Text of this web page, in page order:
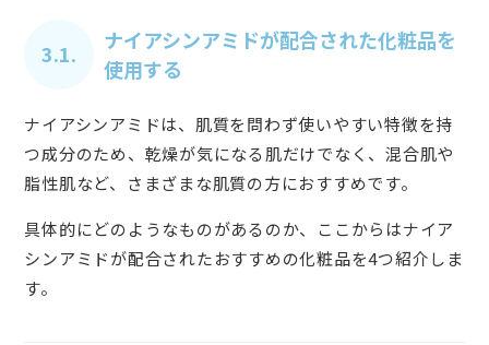
3.1.
ナイアシンアミドが配合された化粧品を
使用する
ナイアシンアミドは、肌質を問わず使いやすい特徴を持
つ成分のため、乾燥が気になる肌だけでなく、混合肌や
脂性肌など、さまざまな肌質の方におすすめです。
具体的にどのようなものがあるのか、ここからはナイア
シンアミドが配合されたおすすめの化粧品を4つ紹介しま
す。